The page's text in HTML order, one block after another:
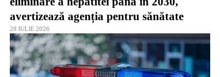
avertizează agenția pentru sănătate
28 IULIE 2026